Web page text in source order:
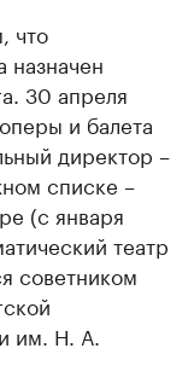
что
назначен
30 апреля
и балета
директор –
списке –
(c января
театр
советником
им. Н. А.